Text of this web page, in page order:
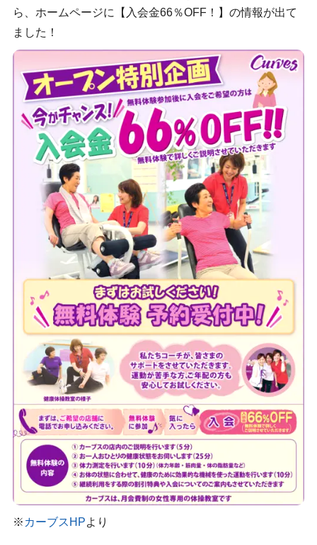
ら、ホームページに【入会金66％OFF！】の情報が出て
ました！
※ カーブスHPより